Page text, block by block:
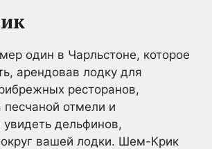
один в Чарльстоне, которое
арендовав лодку для
ресторанов,
песчаной отмели и
дельфинов,
вашей лодки. Шем-Крик